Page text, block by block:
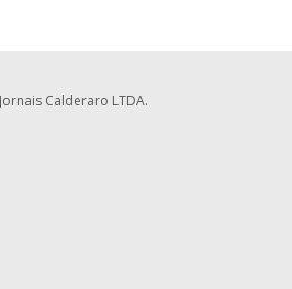
Calderaro LTDA.